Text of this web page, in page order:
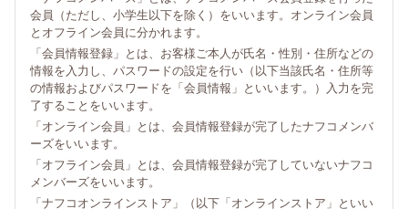
会員（ただし、小学生以下を除く）をいいます。オンライン会員
とオフライン会員に分かれます。
「会員情報登録」とは、お客様ご本人が氏名・性別・住所などの
情報を入力し、パスワードの設定を行い（以下当該氏名・住所等
の情報およびパスワードを「会員情報」といいます。）入力を完
了することをいいます。
「オンライン会員」とは、会員情報登録が完了したナフコメンバ
ーズをいいます。
「オフライン会員」とは、会員情報登録が完了していないナフコ
メンバーズをいいます。
「ナフコオンラインストア」（以下「オンラインストア」といい